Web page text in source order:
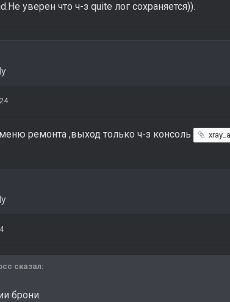
уверен что ч-з quite лог сохраняется)).
ремонта ,выход только ч-з консоль
сказал:
брони.